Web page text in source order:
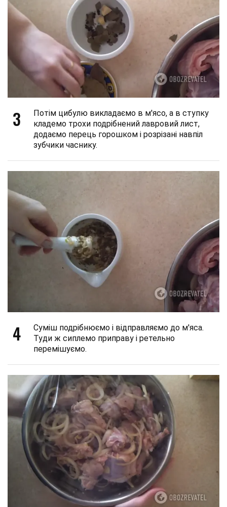
3
Потім цибулю викладаємо в м'ясо, а в ступку
кладемо трохи подрібнений лавровий лист,
додаємо перець горошком і розрізані навпіл
зубчики часнику.
4
Суміш подрібнюємо і відправляємо до м'яса.
Туди ж сиплемо приправу і ретельно
перемішуємо.